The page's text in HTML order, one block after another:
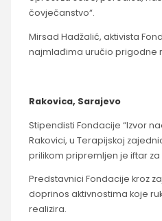
čovječanstvo“.
Mirsad Hadžalić, aktivista
najmlađima uručio prigodne
Rakovica, Sarajevo
Stipendisti Fondacije “Izvor
Rakovici, u Terapijskoj
prilikom pripremljen je iftar
Predstavnici Fondacije kroz
doprinos aktivnostima koje
realizira.